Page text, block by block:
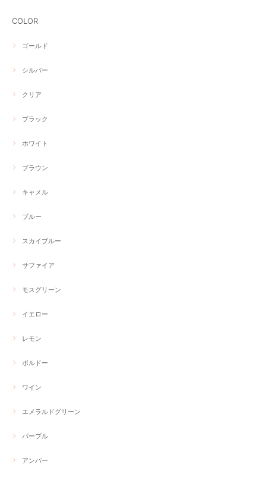
COLOR
ゴールド
シルバー
クリア
ブラック
ホワイト
ブラウン
キャメル
ブルー
スカイブルー
サファイア
モスグリーン
イエロー
レモン
ボルドー
ワイン
エメラルドグリーン
パープル
アンバー